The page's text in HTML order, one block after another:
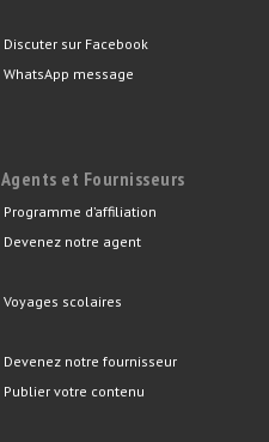
Discuter sur Facebook
WhatsApp message
Agents et Fournisseurs
Programme d’affiliation
Devenez notre agent
Voyages scolaires
Devenez notre fournisseur
Publier votre contenu